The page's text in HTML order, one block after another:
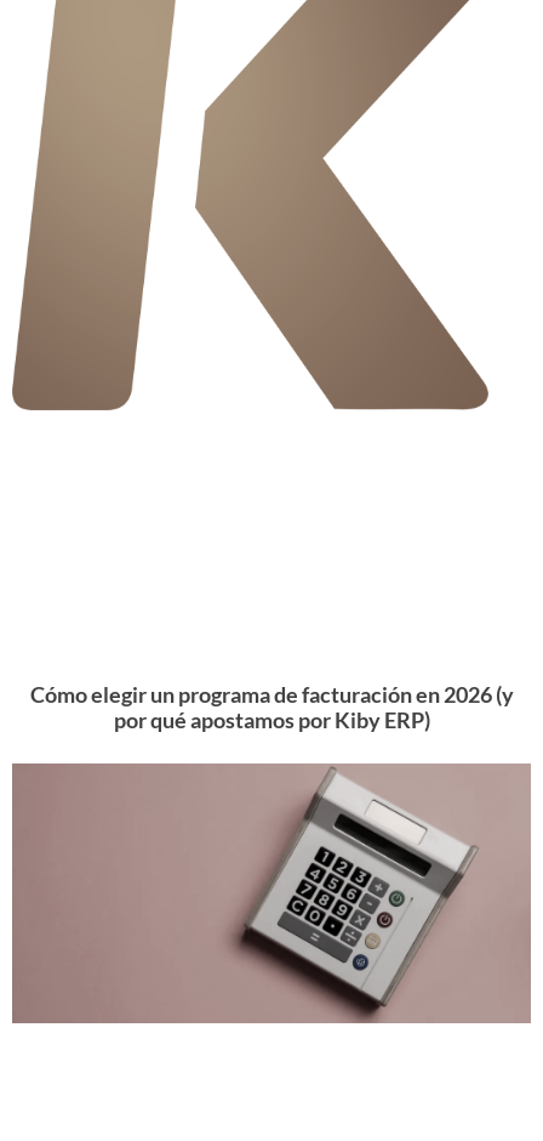
Cómo elegir un programa de facturación en 2026 (y
por qué apostamos por Kiby ERP)